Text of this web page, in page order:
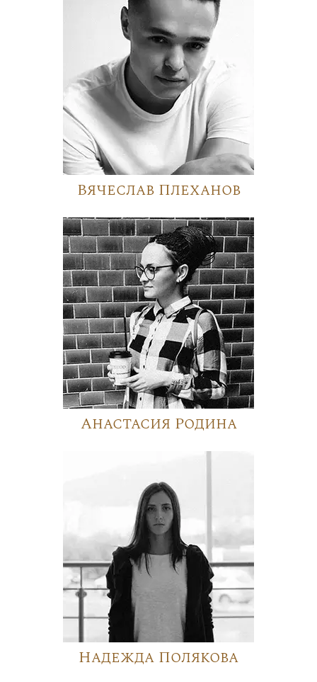
Вячеслав Плеханов
Анастасия Родина
Надежда Полякова